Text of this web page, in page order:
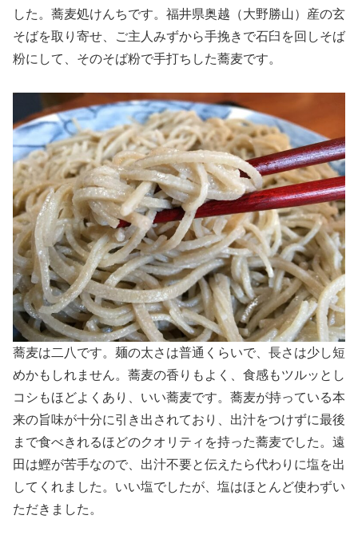
した。蕎麦処けんちです。福井県奥越（大野勝山）産の玄
そばを取り寄せ、ご主人みずから手挽きで石臼を回しそば
粉にして、そのそば粉で手打ちした蕎麦です。
蕎麦は二八です。麺の太さは普通くらいで、長さは少し短
めかもしれません。蕎麦の香りもよく、食感もツルッとし
コシもほどよくあり、いい蕎麦です。蕎麦が持っている本
来の旨味が十分に引き出されており、出汁をつけずに最後
まで食べきれるほどのクオリティを持った蕎麦でした。遠
田は鰹が苦手なので、出汁不要と伝えたら代わりに塩を出
してくれました。いい塩でしたが、塩はほとんど使わずい
ただきました。